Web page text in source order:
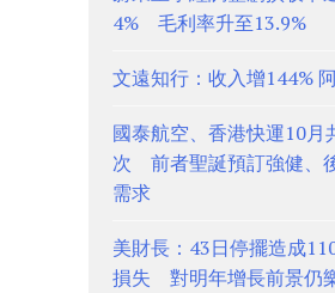
4% 毛利率升至13.9%
文遠知行：收入增144%
國泰航空、香港快運10月
次 前者聖誕預訂強健、
需求
美財長：43日停擺造成
損失 對明年增長前景仍